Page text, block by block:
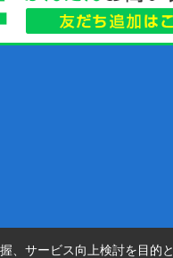
、サービス向上検討を目的